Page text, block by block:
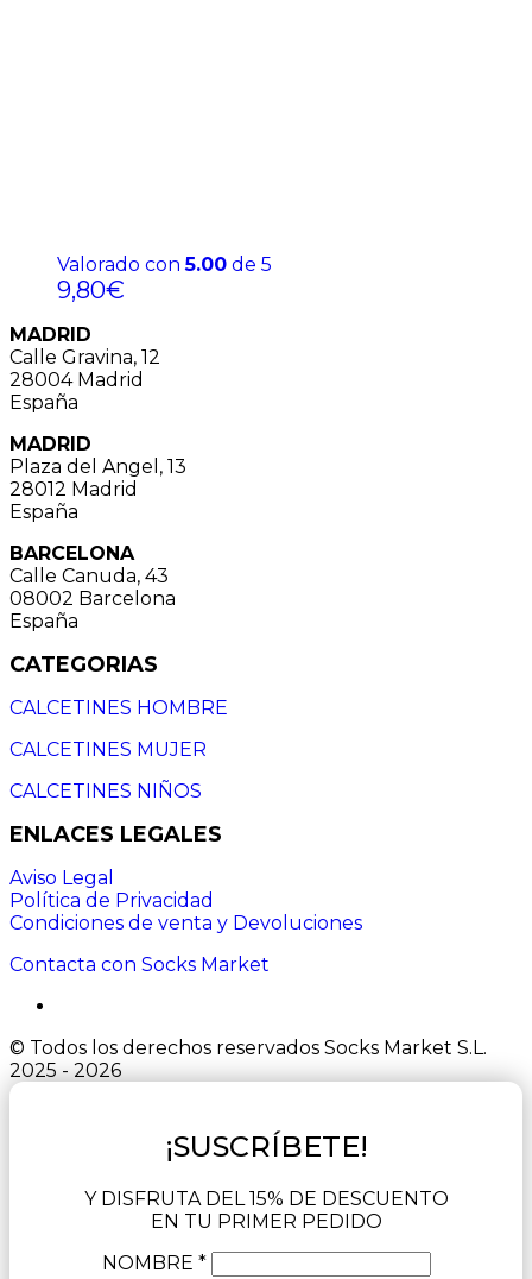
Valorado con5.00 de 5
9,80€
MADRID
Calle Gravina, 12
28004 Madrid
España
MADRID
Plaza del Angel, 13
28012 Madrid
España
BARCELONA
Calle Canuda, 43
08002 Barcelona
España
CATEGORIAS
CALCETINES HOMBRE
CALCETINES MUJER
CALCETINES NIÑOS
ENLACES LEGALES
Aviso Legal
Política de Privacidad
Condiciones de venta y Devoluciones
Contacta con Socks Market
© Todos los derechos reservados Socks Market S.L.
2025 - 2026
¡SUSCRÍBETE!
Y DISFRUTA DEL 15% DE DESCUENTO
EN TU PRIMER PEDIDO
NOMBRE *